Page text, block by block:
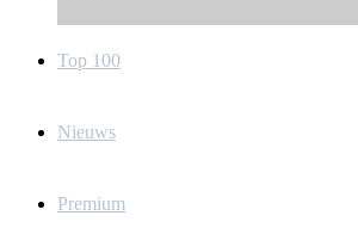
Top 100
Nieuws
Premium